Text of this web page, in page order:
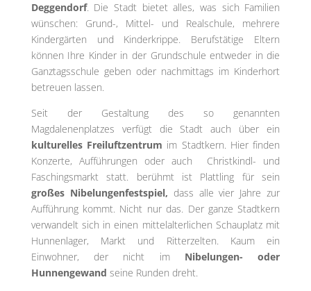
Deggendorf. Die Stadt bietet alles, was sich Familien
wünschen: Grund-, Mittel- und Realschule, mehrere
Kindergärten und Kinderkrippe. Berufstätige Eltern
können Ihre Kinder in der Grundschule entweder in die
Ganztagsschule geben oder nachmittags im Kinderhort
betreuen lassen.
Seit der Gestaltung des so genannten
Magdalenenplatzes verfügt die Stadt auch über ein
kulturelles Freiluftzentrum im Stadtkern. Hier finden
Konzerte, Aufführungen oder auch Christkindl- und
Faschingsmarkt statt. berühmt ist Plattling für sein
großes Nibelungenfestspiel, dass alle vier Jahre zur
Aufführung kommt. Nicht nur das. Der ganze Stadtkern
verwandelt sich in einen mittelalterlichen Schauplatz mit
Hunnenlager, Markt und Ritterzelten. Kaum ein
Einwohner, der nicht im Nibelungen- oder
Hunnengewand seine Runden dreht.